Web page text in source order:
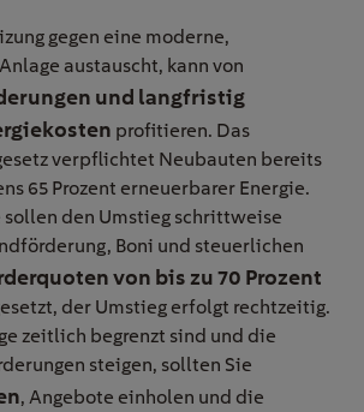
gegen eine moderne,
austauscht, kann von
und langfristig
profitieren. Das
verpflichtet Neubauten bereits
65 Prozent erneuerbarer Energie.
sollen den Umstieg schrittweise
Boni und steuerlichen
von bis zu 70 Prozent
der Umstieg erfolgt rechtzeitig.
zeitlich begrenzt sind und die
steigen, sollten Sie
, Angebote einholen und die